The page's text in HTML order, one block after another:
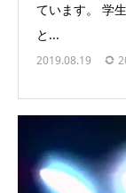
ています。 学
と...
2019.08.19